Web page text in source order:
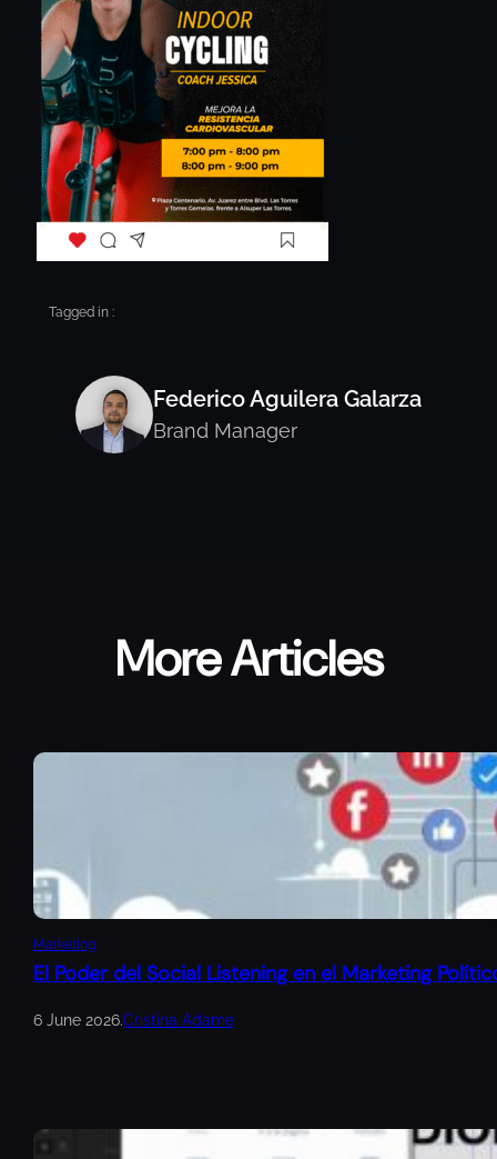
Tagged in :
Federico Aguilera Galarza
Brand Manager
More Articles
Marketing
El Poder del Social Listening en el Marketing
6 June 2026.Cristina Adame